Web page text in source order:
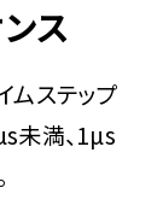
ス
ムステップ
未満、1µs